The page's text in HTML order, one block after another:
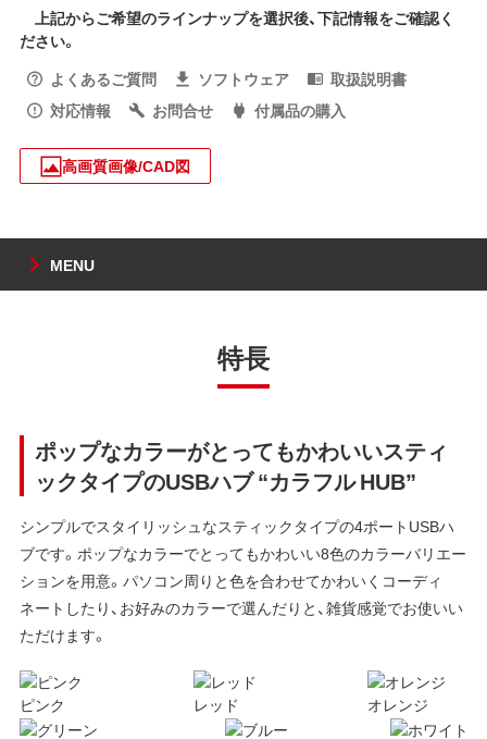
上記からご希望のラインナップを選択後、下記情報をご確認く
ださい。
よくあるご質問
ソフトウェア
取扱説明書
対応情報
お問合せ 付属品の購入
高画質画像/CAD図
MENU
特長
ポップなカラーがとってもかわいいスティ
ックタイプのUSBハブ “カラフル HUB”
シンプルでスタイリッシュなスティックタイプの4ポートUSBハ
ブです。ポップなカラーでとってもかわいい8色のカラーバリエー
ションを用意。パソコン周りと色を合わせてかわいくコーディ
ネートしたり、お好みのカラーで選んだりと、雑貨感覚でお使いい
ただけます。
ピンク レッド オレンジ